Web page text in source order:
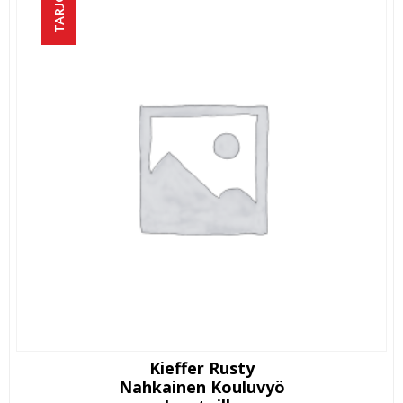
Kieffer Rusty
Nahkainen Kouluvyö